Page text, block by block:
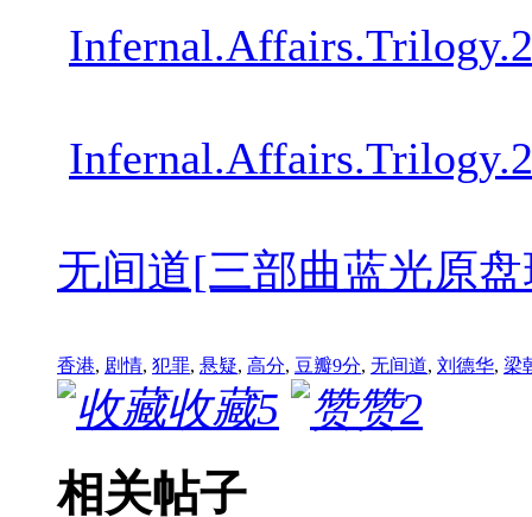
无间道[三部曲蓝光原
香港, 剧情, 犯罪, 悬疑, 高分, 豆瓣9分, 无间道, 刘德华, 梁
收藏5 赞2
相关帖子